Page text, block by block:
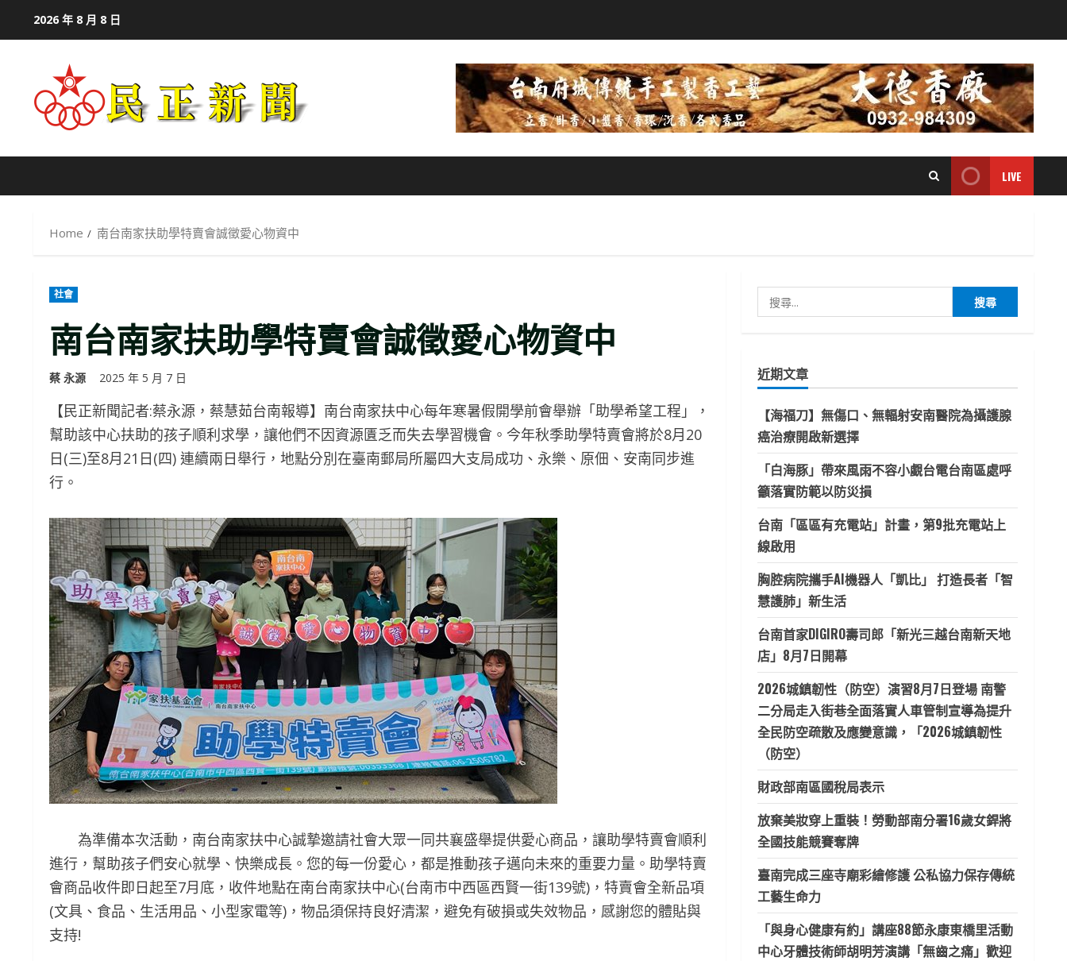
2026 年 8 月 8 日
LIVE
Home 南台南家扶助學特賣會誠徵愛心物資中
社會
南台南家扶助學特賣會誠徵愛心物資中
蔡 永源 2025 年 5 月 7 日
【民正新聞記者:蔡永源，蔡慧茹台南報導】南台南家扶中心每年寒暑假開學前會舉辦「助學希望工程」，
幫助該中心扶助的孩子順利求學，讓他們不因資源匱乏而失去學習機會。今年秋季助學特賣會將於8月20
日(三)至8月21日(四) 連續兩日舉行，地點分別在臺南郵局所屬四大支局成功、永樂、原佃、安南同步進
行。
為準備本次活動，南台南家扶中心誠摯邀請社會大眾一同共襄盛舉提供愛心商品，讓助學特賣會順利
進行，幫助孩子們安心就學、快樂成長。您的每一份愛心，都是推動孩子邁向未來的重要力量。助學特賣
會商品收件即日起至7月底，收件地點在南台南家扶中心(台南市中西區西賢一街139號)，特賣會全新品項
(文具、食品、生活用品、小型家電等)，物品須保持良好清潔，避免有破損或失效物品，感謝您的體貼與
支持!
尋
字:
近期文章
【海福刀】無傷口、無輻射安南醫院為攝護腺
癌治療開啟新選擇
「白海豚」帶來風雨不容小覷台電台南區處呼
籲落實防範以防災損
台南「區區有充電站」計畫，第9批充電站上
線啟用
胸腔病院攜手AI機器人「凱比」 打造長者「智
慧護肺」新生活
台南首家DIGIRO壽司郎「新光三越台南新天地
店」8月7日開幕
2026城鎮韌性（防空）演習8月7日登場 南警
二分局走入街巷全面落實人車管制宣導為提升
全民防空疏散及應變意識，「2026城鎮韌性
（防空）
財政部南區國稅局表示
放棄美妝穿上重裝！勞動部南分署16歲女銲將
全國技能競賽奪牌
臺南完成三座寺廟彩繪修護 公私協力保存傳統
工藝生命力
「與身心健康有約」講座88節永康東橋里活動
中心牙體技術師胡明芳演講「無齒之痛」歡迎